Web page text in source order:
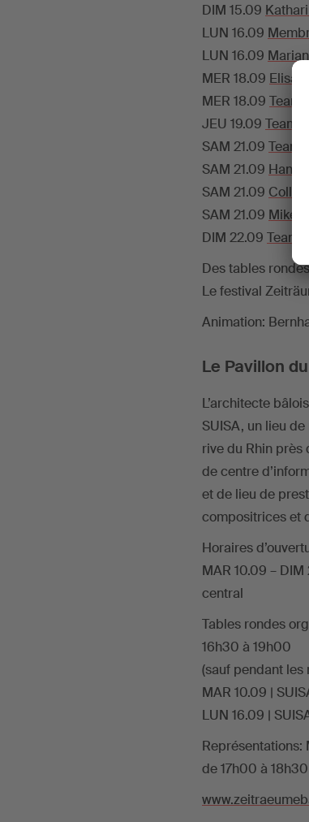
DIM 15.09
LUN 16.09
LUN 16.09
MER 18.09
MER 18.09 Team
JEU 19.09 Team
SAM 21.09 Team
SAM 21.09
SAM 21.09
SAM 21.09 Mike
DIM 22.09 Team
Des tables
Le festival
Animation:
Le Pavillon
L’architecte
SUISA, un lieu
rive du Rhin
de centre
et de lieu de
compositrices et
Horaires
MAR 10.09 –
central
Tables rondes
16h30 à 19h00
(sauf pendant les
MAR 10.09 |
LUN 16.09 |
Représentations:
de 17h00 à 18h30